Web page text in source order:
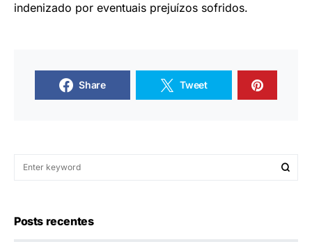
indenizado por eventuais prejuízos sofridos.
Share Tweet
Posts recentes